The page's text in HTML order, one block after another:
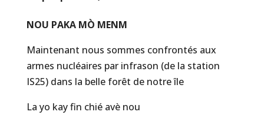
NOU PAKA MÒ MENM
Maintenant nous sommes confrontés aux
armes nucléaires par infrason (de la station
IS25) dans la belle forêt de notre île
La yo kay fin chié avè nou